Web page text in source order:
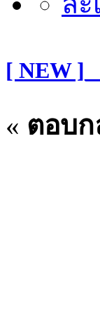
[ NEW
« ตอบก